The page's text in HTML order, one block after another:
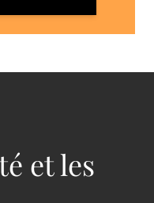
et les